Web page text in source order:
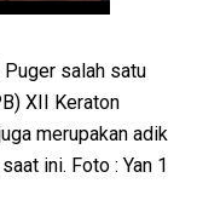
Puger salah satu
XII Keraton
merupakan adik
ini. Foto : Yan 1